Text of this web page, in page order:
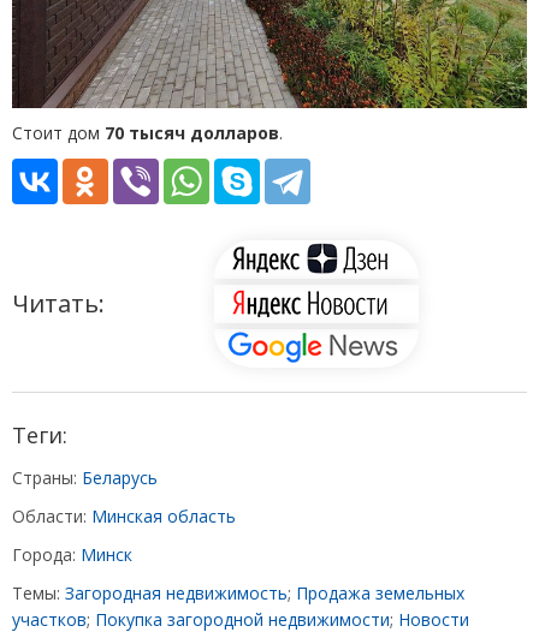
Стоит дом 70 тысяч долларов.
Читать:
Теги:
Страны: Беларусь
Области: Минская область
Города: Минск
Темы: Загородная недвижимость; Продажа земельных
участков; Покупка загородной недвижимости; Новости